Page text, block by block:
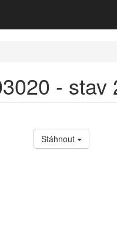
- stav
Stáhnout